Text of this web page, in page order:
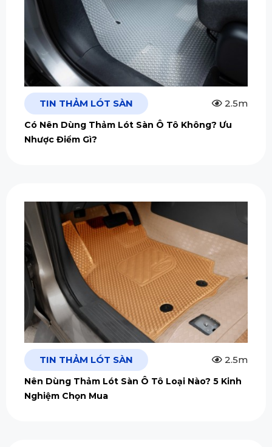
TIN THẢM LÓT SÀN 2.5m
Có Nên Dùng Thảm Lót Sàn Ô Tô Không? Ưu
Nhược Điểm Gì?
TIN THẢM LÓT SÀN 2.5m
Nên Dùng Thảm Lót Sàn Ô Tô Loại Nào? 5 Kinh
Nghiệm Chọn Mua